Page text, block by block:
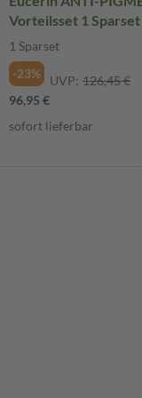
Vorteilsset 1 Sparset
1 Sparset
-23%
UVP: 126,45 €
96,95 €
sofort lieferbar